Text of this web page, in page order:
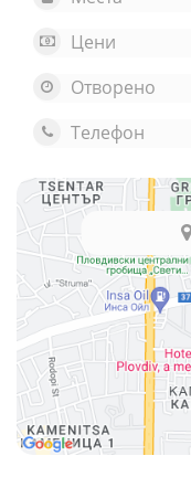
Цени
Отворено
Телефон